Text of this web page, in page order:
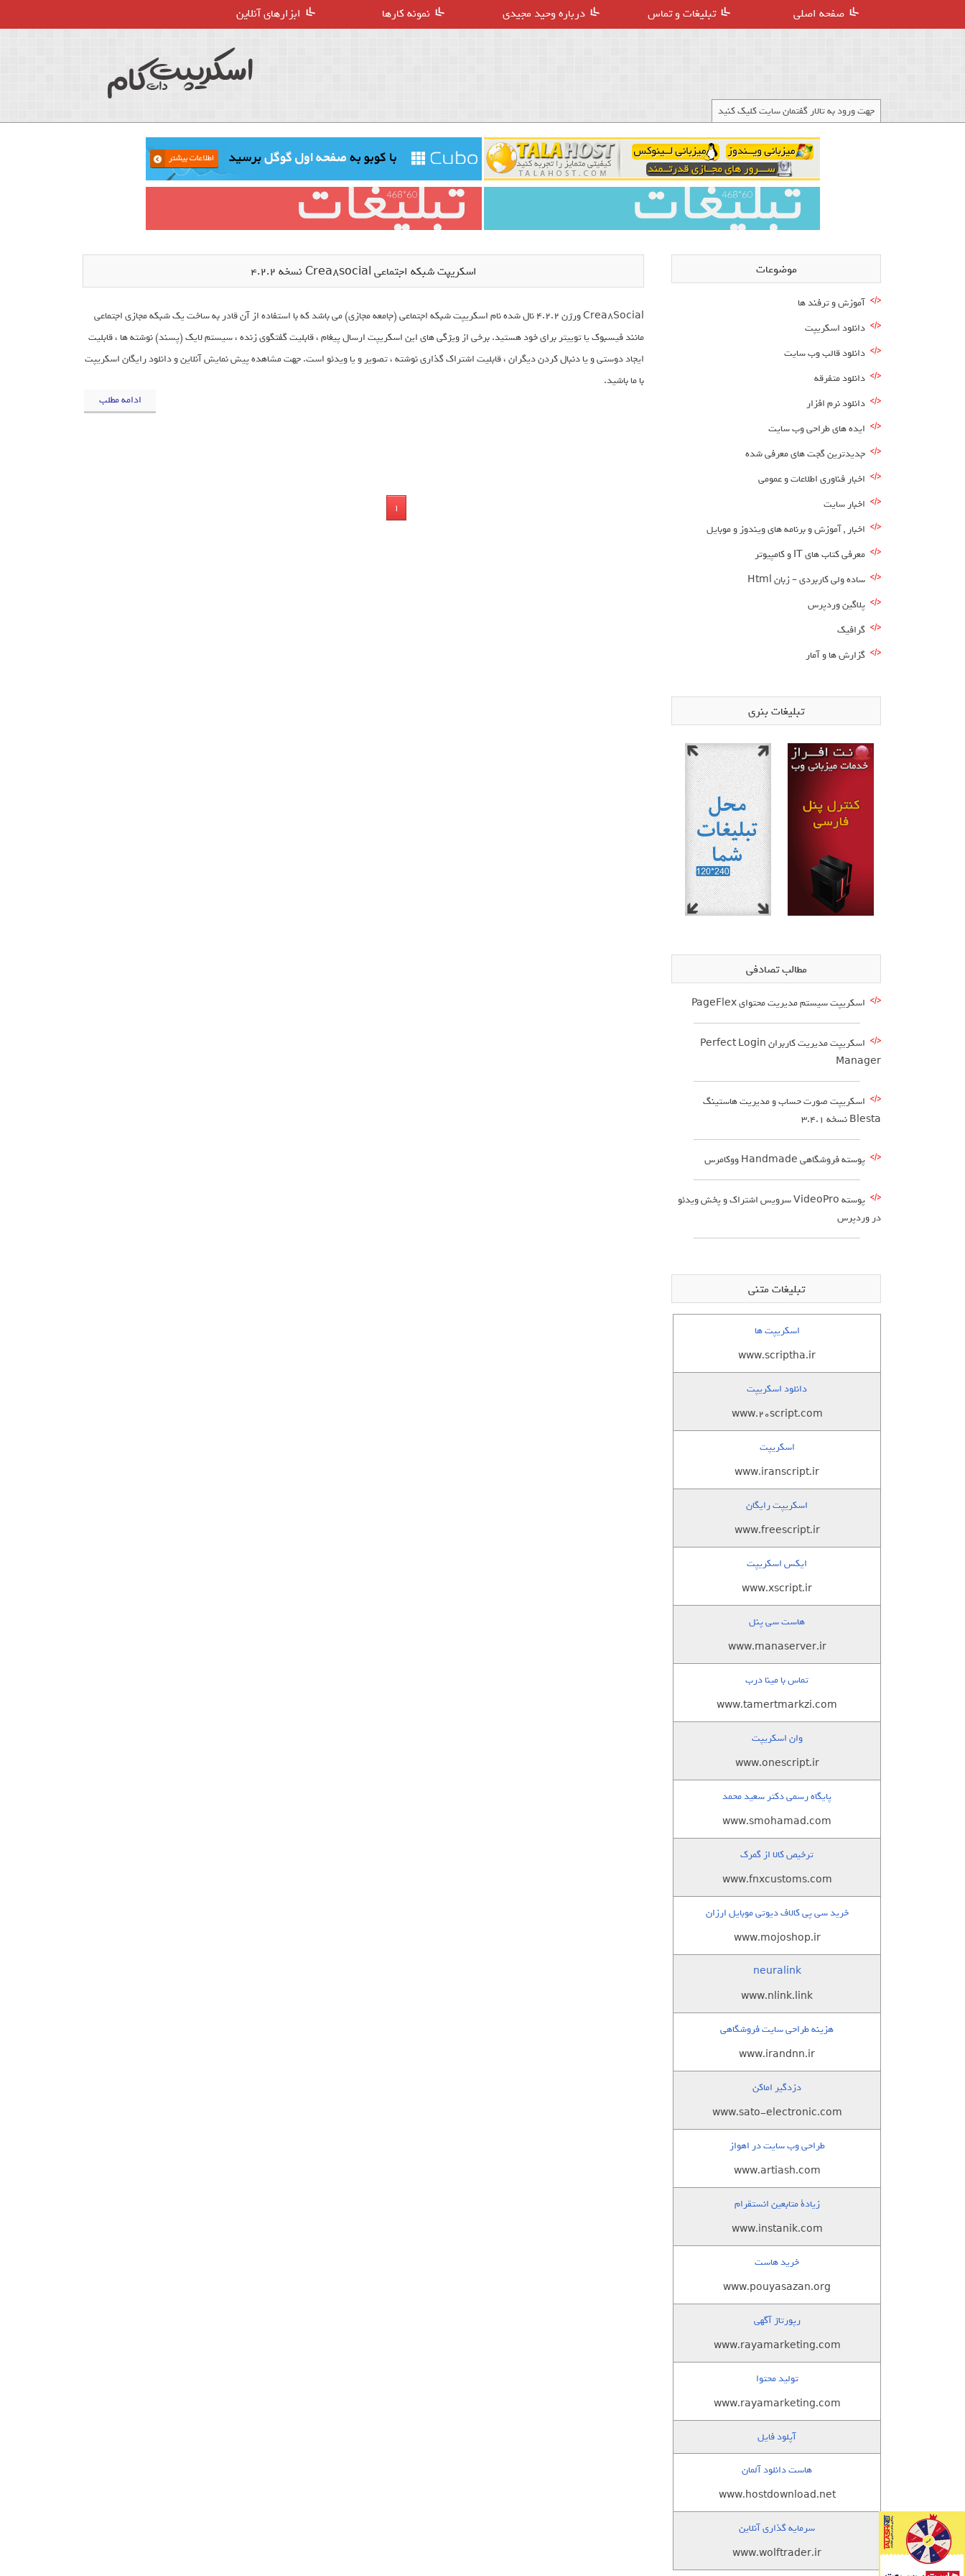
صفحه اصلی تبلیغات و تماس درباره وحید مجیدی نمونه کارها ابزارهای آنلاین
جهت ورود به تالار گفتمان سایت کلیک کنید
اسکریپت شبکه اجتماعی Crea8social نسخه 4.2.2
Crea8Social ورژن 4.2.2 نال شده نام اسکریپت شبکه اجتماعی (جامعه مجازی) می باشد که با استفاده از آن قادر به ساخت یک شبکه مجازی اجتماعی
مانند فیسبوک یا توییتر برای خود هستید. برخی از ویژگی های این اسکریپت ارسال پیغام ، قابلیت گفتگوی زنده ، سیستم لایک (پسند) نوشته ها ، قابلیت
ایجاد دوستی و یا دنبال کردن دیگران ، قابلیت اشتراک گذاری نوشته ، تصویر و یا ویدئو است. جهت مشاهده پیش نمایش آنلاین و دانلود رایگان اسکریپت
با ما باشید.
ادامه مطلب
1
موضوعات
آموزش و ترفند ها
دانلود اسکریپت
دانلود قالب وب سایت
دانلود متفرقه
دانلود نرم افزار
ایده های طراحی وب سایت
جدیدترین گجت های معرفی شده
اخبار فناوری اطلاعات و عمومی
اخبار سایت
اخبار , آموزش و برنامه های ویندوز و موبایل
معرفی کتاب های IT و کامپیوتر
ساده ولی کاربردی – زبان Html
پلاگین وردپرس
گرافیک
گزارش ها و آمار
تبلیغات بنری
مطالب تصادفی
اسکریپت سیستم مدیریت محتوای PageFlex
اسکریپت مدیریت کاربران Perfect Login
Manager
اسکریپت صورت حساب و مدیریت هاستینگ
Blesta نسخه 3.4.1
پوسته فروشگاهی Handmade ووکامرس
پوسته VideoPro سرویس اشتراک و پخش ویدئو
در وردپرس
تبلیغات متنی
اسکریپت ها
www.scriptha.ir
دانلود اسکریپت
www.20script.com
اسکریپت
www.iranscript.ir
اسکریپت رایگان
www.freescript.ir
ایکس اسکریپت
www.xscript.ir
هاست سی پنل
www.manaserver.ir
تماس با مینا درب
www.tamertmarkzi.com
وان اسکریپت
www.onescript.ir
پایگاه رسمی دکتر سعید محمد
www.smohamad.com
ترخیص کالا از گمرک
www.fnxcustoms.com
خرید سی پی کالاف دیوتی موبایل ارزان
www.mojoshop.ir
neuralink
www.nlink.link
هزینه طراحی سایت فروشگاهی
www.irandnn.ir
دزدگیر اماکن
www.sato-electronic.com
طراحی وب سایت در اهواز
www.artiash.com
زيادة متابعين انستقرام
www.instanik.com
خرید هاست
www.pouyasazan.org
رپورتاژ آگهی
www.rayamarketing.com
تولید محتوا
www.rayamarketing.com
آپلود فایل
هاست دانلود آلمان
www.hostdownload.net
سرمایه گذاری آنلاین
www.wolftrader.ir